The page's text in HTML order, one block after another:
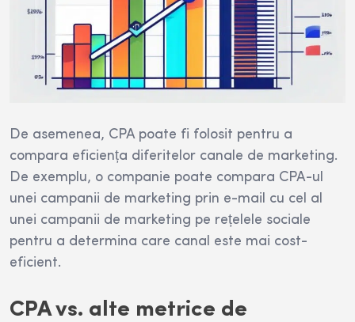
De asemenea, CPA poate fi folosit pentru a
compara eficiența diferitelor canale de marketing.
De exemplu, o companie poate compara CPA-ul
unei campanii de marketing prin e-mail cu cel al
unei campanii de marketing pe rețelele sociale
pentru a determina care canal este mai cost-
eficient.
CPA vs. alte metrice de